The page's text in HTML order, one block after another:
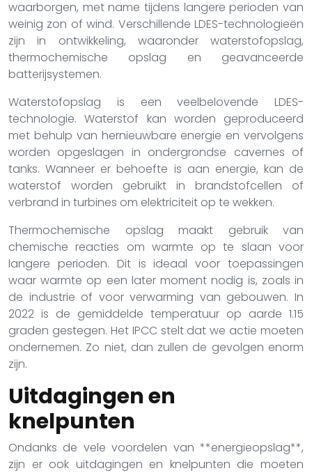
waarborgen, met name tijdens langere perioden van
weinig zon of wind. Verschillende LDES-technologieën
zijn in ontwikkeling, waaronder waterstofopslag,
thermochemische opslag en geavanceerde
batterijsystemen.
Waterstofopslag is een veelbelovende LDES-
technologie. Waterstof kan worden geproduceerd
met behulp van hernieuwbare energie en vervolgens
worden opgeslagen in ondergrondse cavernes of
tanks. Wanneer er behoefte is aan energie, kan de
waterstof worden gebruikt in brandstofcellen of
verbrand in turbines om elektriciteit op te wekken.
Thermochemische opslag maakt gebruik van
chemische reacties om warmte op te slaan voor
langere perioden. Dit is ideaal voor toepassingen
waar warmte op een later moment nodig is, zoals in
de industrie of voor verwarming van gebouwen. In
2022 is de gemiddelde temperatuur op aarde 1.15
graden gestegen. Het IPCC stelt dat we actie moeten
ondernemen. Zo niet, dan zullen de gevolgen enorm
zijn.
Uitdagingen en
knelpunten
Ondanks de vele voordelen van **energieopslag**,
zijn er ook uitdagingen en knelpunten die moeten